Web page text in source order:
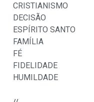
CRISTIANISMO
DECISÃO
ESPÍRITO SANTO
FAMÍLIA
FÉ
FIDELIDADE
HUMILDADE